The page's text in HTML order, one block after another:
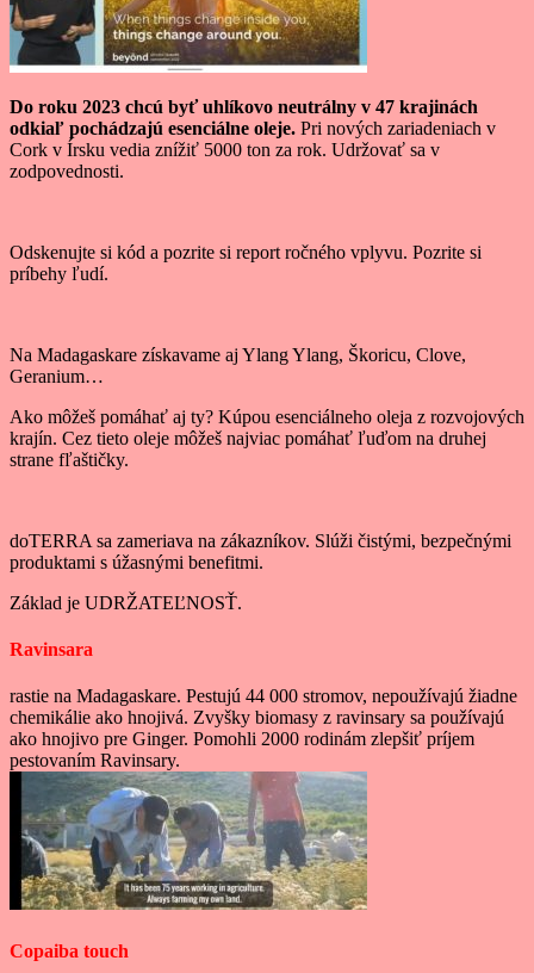
Do roku 2023 chcú byť uhlíkovo neutrálny v 47 krajinách
odkiaľ pochádzajú esenciálne oleje. Pri nových zariadeniach v
Cork v Írsku vedia znížiť 5000 ton za rok. Udržovať sa v
zodpovednosti.
Odskenujte si kód a pozrite si report ročného vplyvu. Pozrite si
príbehy ľudí.
Na Madagaskare získavame aj Ylang Ylang, Škoricu, Clove,
Geranium…
Ako môžeš pomáhať aj ty? Kúpou esenciálneho oleja z rozvojových
krajín. Cez tieto oleje môžeš najviac pomáhať ľuďom na druhej
strane fľaštičky.
doTERRA sa zameriava na zákazníkov. Slúži čistými, bezpečnými
produktami s úžasnými benefitmi.
Základ je UDRŽATEĽNOSŤ.
Ravinsara
rastie na Madagaskare. Pestujú 44 000 stromov, nepoužívajú žiadne
chemikálie ako hnojivá. Zvyšky biomasy z ravinsary sa používajú
ako hnojivo pre Ginger. Pomohli 2000 rodinám zlepšiť príjem
pestovaním Ravinsary.
Copaiba touch